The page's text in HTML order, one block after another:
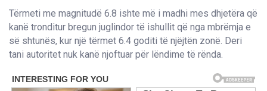
Tërmeti me magnitudë 6.8 ishte më i madhi mes dhjetëra që
kanë tronditur bregun juglindor të ishullit që nga mbrëmja e
së shtunës, kur një tërmet 6.4 goditi të njëjtën zonë. Deri
tani autoritet nuk kanë njoftuar për lëndime të rënda.